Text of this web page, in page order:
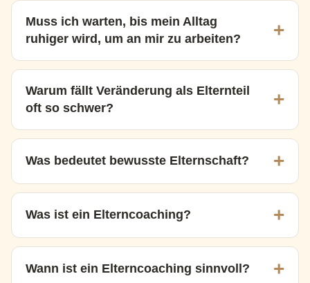
Muss ich warten, bis mein Alltag
ruhiger wird, um an mir zu arbeiten?
Nein. Viele Eltern glauben, dass erst die äußeren
die größten Veränderungen oft mitten im Familienalltag,
wenn wir uns entscheiden, uns selbst und unsere
Reaktionen bewusster wahrzunehmen.
Warum fällt Veränderung als Elternteil
oft so schwer?
Veränderung bedeutet, vertraute Muster zu verlassen.
wenn wir mit der aktuellen Situation nicht wirklich zufrieden
sind. Deshalb schieben viele Eltern notwendige
Was bedeutet bewusste Elternschaft?
Bewusste Elternschaft bedeutet, nicht nur das Verhalten
Gefühle, Muster und Reaktionen. Sie verbindet
Selbstreflexion, Beziehung und Verantwortung miteinander.
Was ist ein Elterncoaching?
Ein Elterncoaching unterstützt Dich dabei, die Dynamiken
Wege im Umgang mit Dir selbst und Deinem Kind zu
Wann ist ein Elterncoaching sinnvoll?